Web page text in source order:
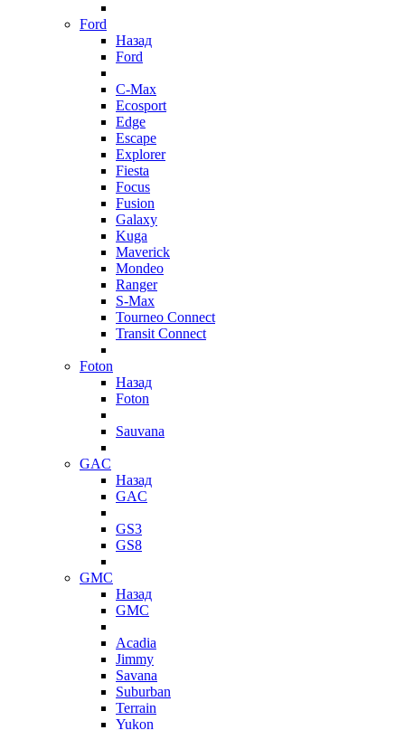
Ford
Назад
Ford
C-Max
Ecosport
Edge
Escape
Explorer
Fiesta
Focus
Fusion
Galaxy
Kuga
Maverick
Mondeo
Ranger
S-Max
Tourneo Connect
Transit Connect
Foton
Назад
Foton
Sauvana
GAC
Назад
GAC
GS3
GS8
GMC
Назад
GMC
Acadia
Jimmy
Savana
Suburban
Terrain
Yukon